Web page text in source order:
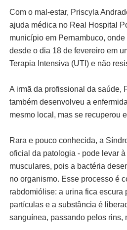
Com o mal-estar, Priscyla
ajuda médica no Real Hospital
município em Pernambuco,
desde o dia 18 de fevereiro em
Terapia Intensiva (UTI) e não
A irmã da profissional da saúde,
também desenvolveu a
mesmo local, mas se recuperou
Rara e pouco conhecida, a
oficial da patologia - pode levar
musculares, pois a bactéria
no organismo. Esse processo é
rabdomiólise: a urina fica escura
partículas e a substância é
sanguínea, passando pelos rins,